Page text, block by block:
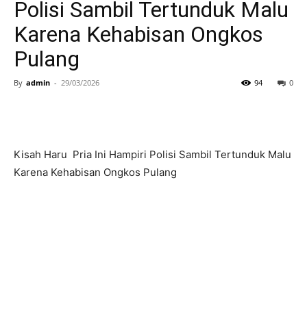
Polisi Sambil Tertunduk Malu
Karena Kehabisan Ongkos
Pulang
By admin - 29/03/2026 0
94
Kisah Haru Pria Ini Hampiri Polisi Sambil Tertunduk Malu
Karena Kehabisan Ongkos Pulang